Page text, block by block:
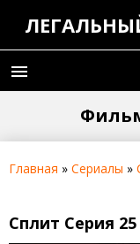
menu
Главная » Сериалы »
Сплит Серия 25